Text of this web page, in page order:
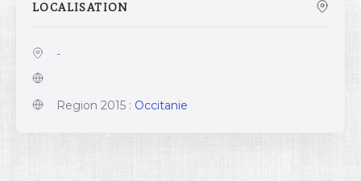
LOCALISATION
-
Region 2015 : Occitanie